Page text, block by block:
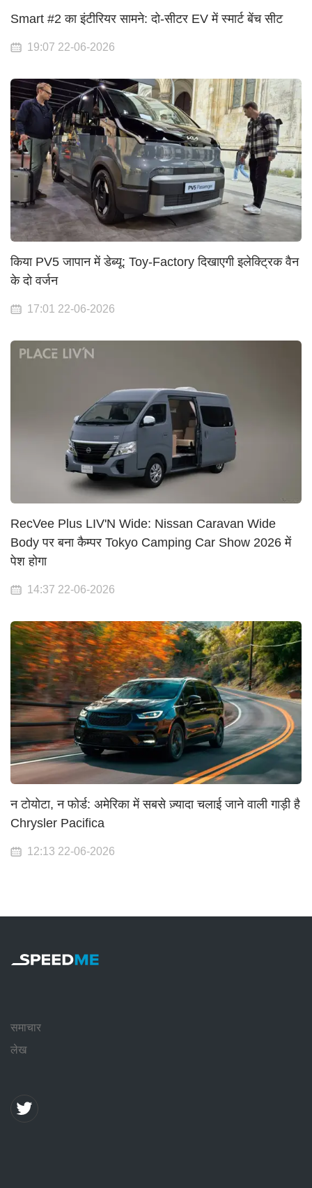
Smart #2 का इंटीरियर सामने: दो-सीटर EV में स्मार्ट बेंच सीट
19:07 22-06-2026
किया PV5 जापान में डेब्यू: Toy-Factory दिखाएगी इलेक्ट्रिक वैन
के दो वर्जन
17:01 22-06-2026
RecVee Plus LIV'N Wide: Nissan Caravan Wide
Body पर बना कैम्पर Tokyo Camping Car Show 2026 में
पेश होगा
14:37 22-06-2026
न टोयोटा, न फोर्ड: अमेरिका में सबसे ज़्यादा चलाई जाने वाली गाड़ी है
Chrysler Pacifica
12:13 22-06-2026
समाचार
लेख